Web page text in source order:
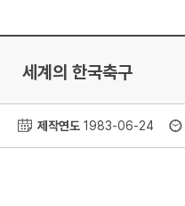
세계의 한국축구
제작연도 1983-06-24